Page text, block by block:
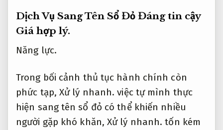
Dịch Vụ Sang Tên Sổ Đỏ Đáng tin cậy
Giá hợp lý.
Năng lực.
Trong bối cảnh thủ tục hành chính còn
phức tạp,Xử lý nhanh. việc tự mình thực
hiện sang tên sổ đỏ có thể khiến nhiều
người gặp khó khăn,Xử lý nhanh. tốn kém